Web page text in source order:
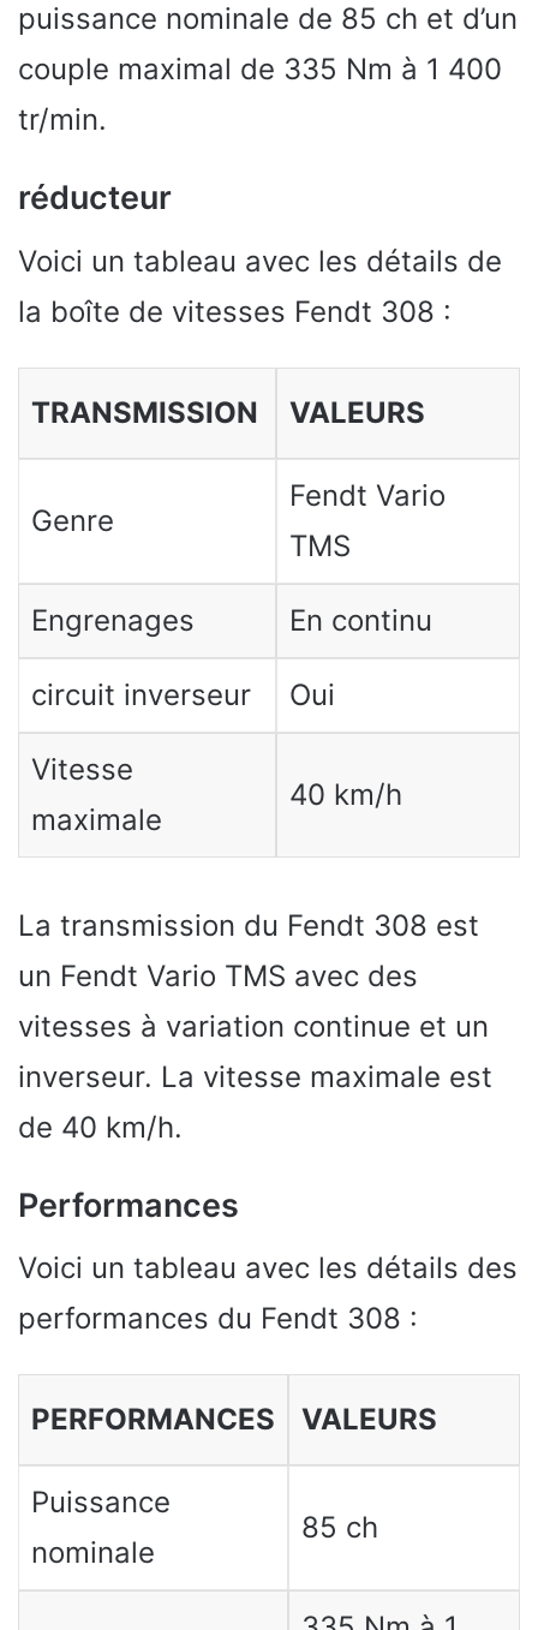
puissance nominale de 85 ch et d’un
couple maximal de 335 Nm à 1 400
tr/min.
réducteur
Voici un tableau avec les détails de
la boîte de vitesses Fendt 308 :
TRANSMISSION VALEURS
Genre
Fendt Vario
TMS
Engrenages En continu
circuit inverseur Oui
Vitesse
maximale
40 km/h
La transmission du Fendt 308 est
un Fendt Vario TMS avec des
vitesses à variation continue et un
inverseur. La vitesse maximale est
de 40 km/h.
Performances
Voici un tableau avec les détails des
performances du Fendt 308 :
PERFORMANCES VALEURS
Puissance
nominale
85 ch